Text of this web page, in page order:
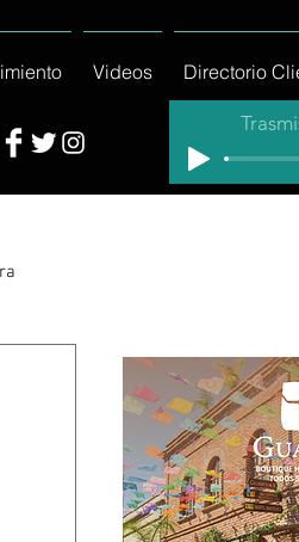
Videos Directorio